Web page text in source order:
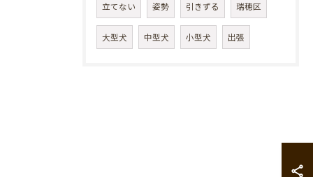
立てない 姿勢 引きずる 瑞穂区
大型犬 中型犬 小型犬 出張